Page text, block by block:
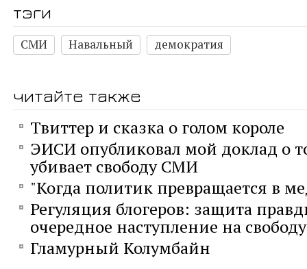
тэги
СМИ Навальный демократия
читайте также
Твиттер и сказка о голом короле
ЭИСИ опубликовал мой доклад о
убивает свободу СМИ
"Когда политик превращается в
Регуляция блогеров: защита
очередное наступление на
Гламурный Колумбайн